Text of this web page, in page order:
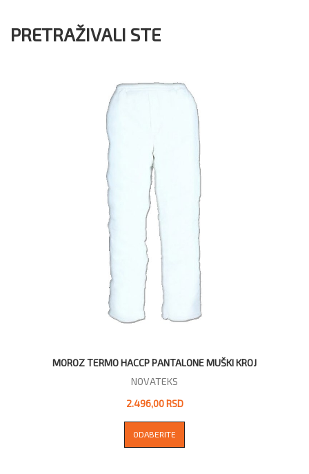
PRETRAŽIVALI STE
MOROZ TERMO HACCP PANTALONE MUŠKI KROJ
NOVATEKS
2.496,00 RSD
ODABERITE